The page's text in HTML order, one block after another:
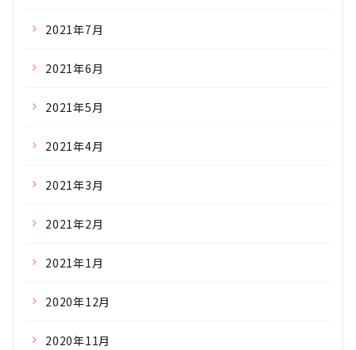
2021年7月
2021年6月
2021年5月
2021年4月
2021年3月
2021年2月
2021年1月
2020年12月
2020年11月